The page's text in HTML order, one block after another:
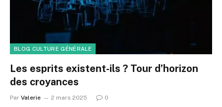
BLOG CULTURE GÉNÉRALE
Les esprits existent-ils ? Tour d’horizon
des croyances
Par Valerie 2 mars 2025 0